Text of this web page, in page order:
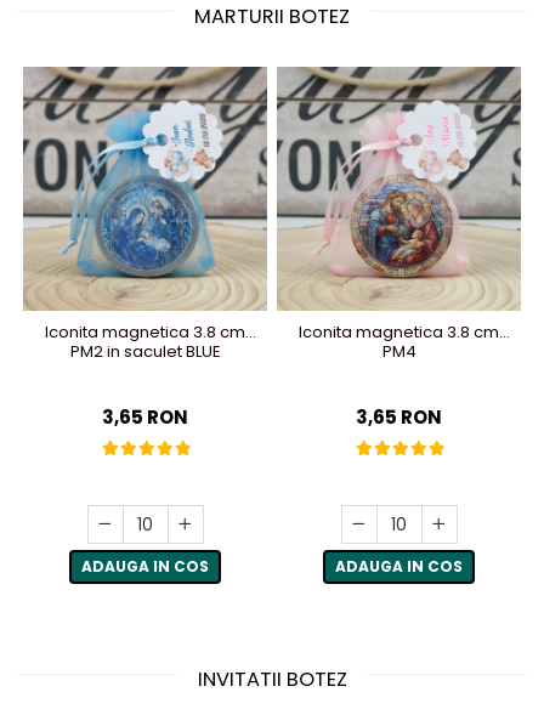
MARTURII BOTEZ
Iconita magnetica 3.8 cm
PM2 in saculet BLUE
3,65 RON
ADAUGA IN COS
Iconita magnetica 3.8 cm
PM4
3,65 RON
ADAUGA IN COS
INVITATII BOTEZ